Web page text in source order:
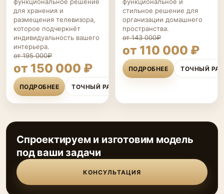
для хранения и
размещения телевизора,
которое подчеркнёт
индивидуальность вашего
интерьера.
от 195 000₽
от 150 000 ₽
ПОДРОБНЕЕ ТОЧНЫЙ РАСЧЁТ
стильное решение для
организации домашнего
пространства.
от 143 000₽
от 110 000 ₽
ПОДРОБНЕЕ ТОЧНЫЙ
Спроектируем и изготовим модель
под ваши задачи
КОНСУЛЬТАЦИЯ